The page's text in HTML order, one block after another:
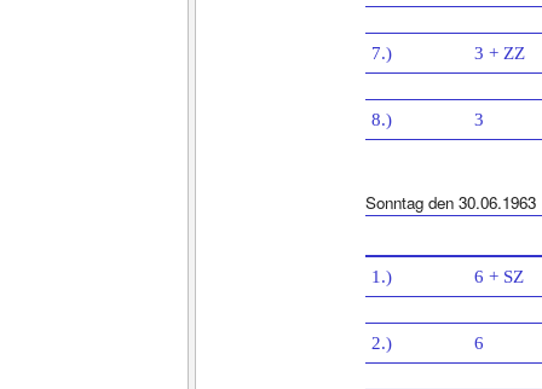
7.) 3 + ZZ
8.) 3
Sonntag den 30.06.1963
1.) 6 + SZ
2.) 6